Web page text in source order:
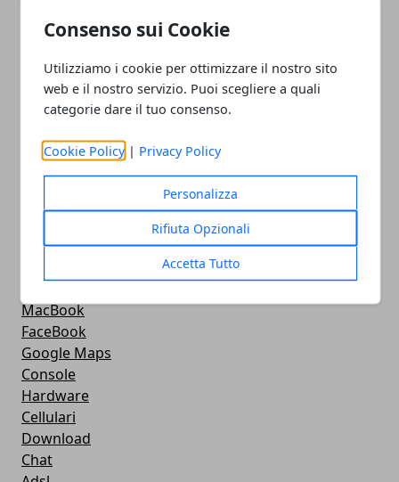
Consenso sui Cookie
Utilizziamo i cookie per ottimizzare il nostro sito
web e il nostro servizio. Puoi scegliere a quali
categorie dare il tuo consenso.
Cookie Policy| Privacy Policy
Personalizza
Rifiuta Opzionali
Accetta Tutto
Utility
Servizi online
Eventi
How To - Come Fare
CMS
Smartphone
iPhone
Streaming
MacBook
FaceBook
Google Maps
Console
Hardware
Cellulari
Download
Chat